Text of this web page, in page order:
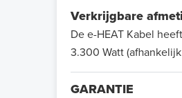
Verkrijgbare
De e-HEAT Kabel
3.300 Watt
GARANTIE